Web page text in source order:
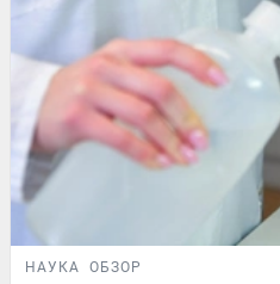
НАУКА ОБЗОР